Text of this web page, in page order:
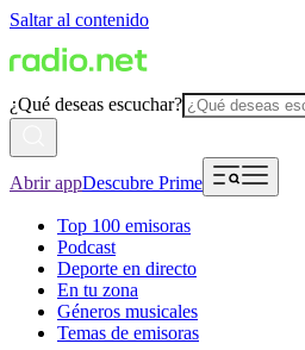
Saltar al contenido
¿Qué deseas escuchar?
Abrir appDescubre Prime
Top 100 emisoras
Podcast
Deporte en directo
En tu zona
Géneros musicales
Temas de emisoras